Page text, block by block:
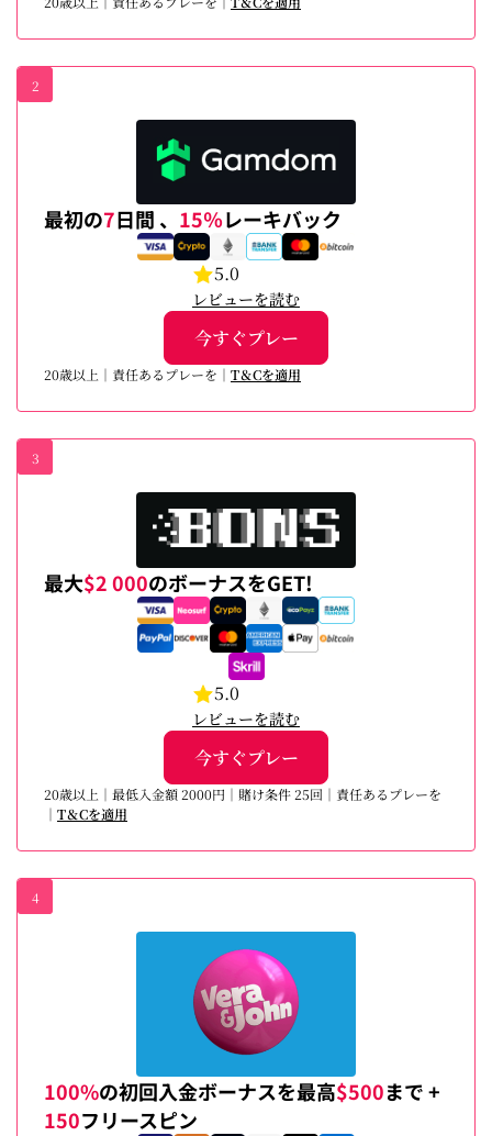
2
最初の7日間 、 15％レーキバック
5.0
レビューを読む
今すぐプレー
20歳以上｜責任あるプレーを｜ T＆Cを適用
3
最大$2 000のボーナスをGET!
5.0
レビューを読む
今すぐプレー
20歳以上｜最低入金額 2000円｜賭け条件 25回｜責任あるプレーを
｜ T＆Cを適用
4
100%の初回入金ボーナスを最高$500まで +
150フリースピン